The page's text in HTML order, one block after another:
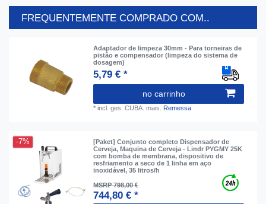
FREQUENTEMENTE COMPRADO COM..
Adaptador de limpeza 30mm - Para torneiras de
pistão e compensador (limpeza do sistema de
dosagem)
5,79 € *
no carrinho
*incl. ges. CUBA. mais. Remessa
-7%
[Paket] Conjunto completo Dispensador de
Cerveja, Maquina de Cerveja - Lindr PYGMY 25K
com bomba de membrana, dispositivo de
resfriamento a seco de 1 linha em aço
inoxidável, 35 litros/h
MSRP 798,00 €
744,80 € *